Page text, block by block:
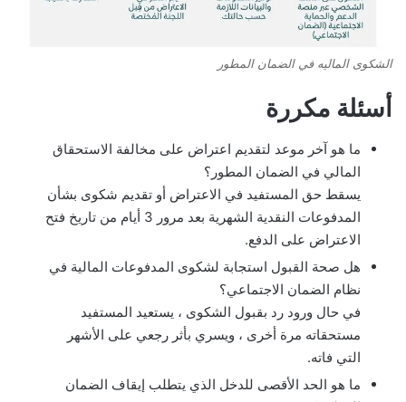
الشكوى الماليه في الضمان المطور
أسئلة مكررة
ما هو آخر موعد لتقديم اعتراض على مخالفة الاستحقاق
المالي في الضمان المطور؟
م
ا
ه
و
آ
خ
ر
يسقط حق المستفيد في الاعتراض أو تقديم شكوى بشأن
المدفوعات النقدية الشهرية بعد مرور 3 أيام من تاريخ فتح
الاعتراض على الدفع.
هل صحة القبول استجابة لشكوى المدفوعات المالية في
نظام الضمان الاجتماعي؟
ه
ل
ص
في حال ورود رد بقبول الشكوى ، يستعيد المستفيد
مستحقاته مرة أخرى ، ويسري بأثر رجعي على الأشهر
التي فاته.
ما هو الحد الأقصى للدخل الذي يتطلب إيقاف الضمان